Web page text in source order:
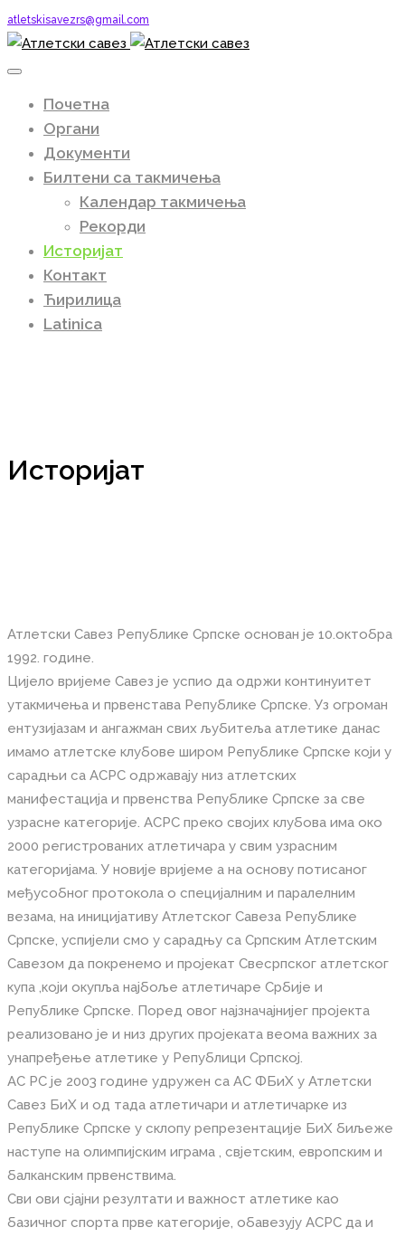
atletskisavezrs@gmail.com
Почетна
Органи
Документи
Билтени са такмичења
Календар такмичења
Рекорди
Историјат
Контакт
Ћирилица
Latinica
Историјат
Атлетски Савез Републике Српске основан је 10.октобра
1992. године.
Цијело вријеме Савез је успио да одржи континуитет
утакмичења и првенстава Републике Српске. Уз огроман
ентузијазам и ангажман свих љубитеља атлетике данас
имамо атлетске клубове широм Републике Српске који у
сарадњи са АСРС одржавају низ атлетских
манифестација и првенства Републике Српске за све
узрасне категорије. АСРС преко својих клубова има око
2000 регистрованих атлетичара у свим узрасним
категоријама. У новије вријеме а на основу потисаног
међусобног протокола о специјалним и паралелним
везама, на иницијативу Атлетског Савеза Републике
Српске, успијели смо у сарадњу са Српским Атлетским
Савезом да покренемо и пројекат Свесрпског атлетског
купа ,који окупља најбоље атлетичаре Србије и
Републике Српске. Поред овог најзначајнијег пројекта
реализовано је и низ других пројеката веома важних за
унапређење атлетике у Републици Српској.
АС РС је 2003 године удружен са АС ФБиХ у Атлетски
Савез БиХ и од тада атлетичари и атлетичарке из
Републике Српске у склопу репрезентације БиХ биљеже
наступе на олимпијским играма , свјетским, европским и
балканским првенствима.
Сви ови сјајни резултати и важност атлетике као
базичног спорта прве категорије, обавезују АСРС да и